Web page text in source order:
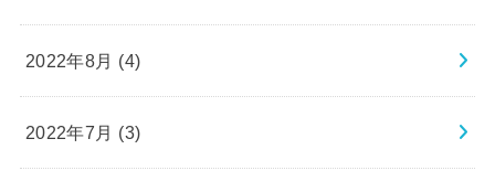
2022年8月 (4)
2022年7月 (3)